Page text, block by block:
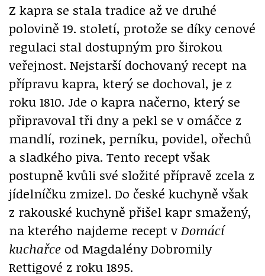
Z kapra se stala tradice až ve druhé
polovině 19. století, protože se díky cenové
regulaci stal dostupným pro širokou
veřejnost. Nejstarší dochovaný recept na
přípravu kapra, který se dochoval, je z
roku 1810. Jde o kapra načerno, který se
připravoval tři dny a pekl se v omáčce z
mandlí, rozinek, perníku, povidel, ořechů
a sladkého piva. Tento recept však
postupně kvůli své složité přípravě zcela z
jídelníčku zmizel. Do české kuchyně však
z rakouské kuchyně přišel kapr smažený,
na kterého najdeme recept v Domácí
kuchařce od Magdalény Dobromily
Rettigové z roku 1895.